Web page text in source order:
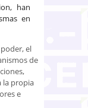
han
en
el
de
la propia
e